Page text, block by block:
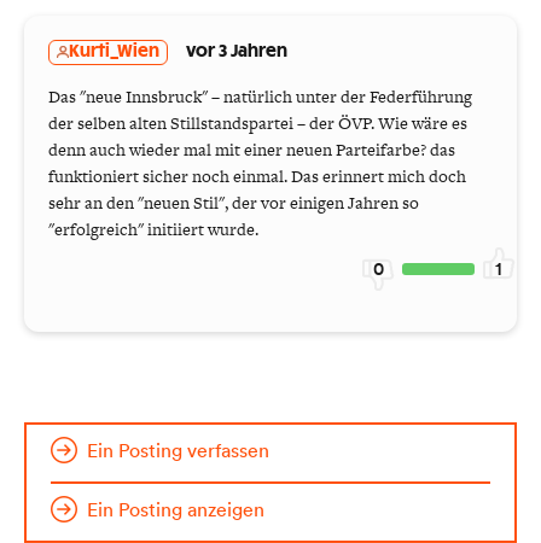
Kurti_Wien vor 3 Jahren
Das "neue Innsbruck" – natürlich unter der Federführung
der selben alten Stillstandspartei – der ÖVP. Wie wäre es
denn auch wieder mal mit einer neuen Parteifarbe? das
funktioniert sicher noch einmal. Das erinnert mich doch
sehr an den "neuen Stil", der vor einigen Jahren so
"erfolgreich" initiiert wurde.
0 1
Ein Posting verfassen
Ein Posting anzeigen